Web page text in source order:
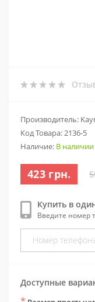
Производитель:
Код Товара: 2136-5
Наличие: В наличии
423 грн.
Купить в
Введите номер
Доступные